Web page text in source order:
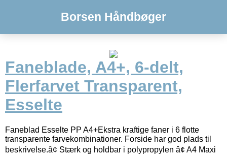
Borsen Håndbøger
Faneblade, A4+, 6-delt,
Flerfarvet Transparent,
Esselte
Faneblad Esselte PP A4+Ekstra kraftige faner i 6 flotte
transparente farvekombinationer. Forside har god plads til
beskrivelse.â¢ Stærk og holdbar i polypropylen â¢ A4 Maxi